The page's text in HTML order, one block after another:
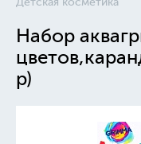
Набор
р)